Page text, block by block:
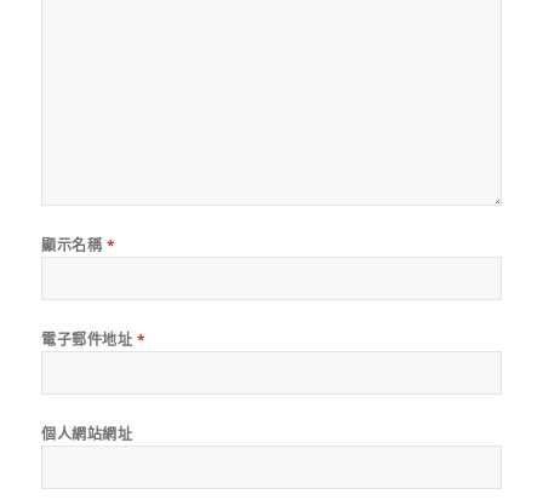
顯示名稱 *
電子郵件地址 *
個人網站網址